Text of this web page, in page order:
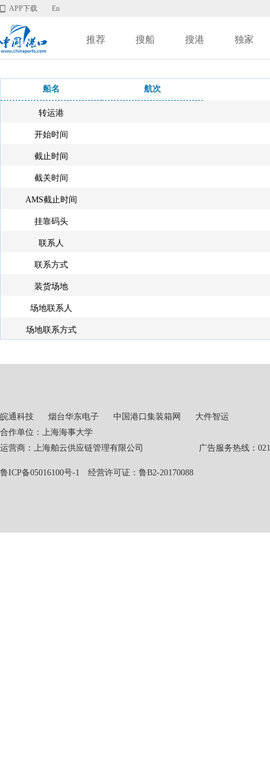
APP下载 En
推荐 搜船 搜港 独家
船名 航次
转运港
开始时间
截止时间
截关时间
AMS截止时间
挂靠码头
联系人
联系方式
装货场地
场地联系人
场地联系方式
皖通科技 烟台华东电子 中国港口集装箱网
大件智运
合作单位：上海海事大学
运营商：上海舶云供应链管理有限公司 广告服务热线：021-
鲁ICP备05016100号-1 经营许可证：鲁B2-20170088